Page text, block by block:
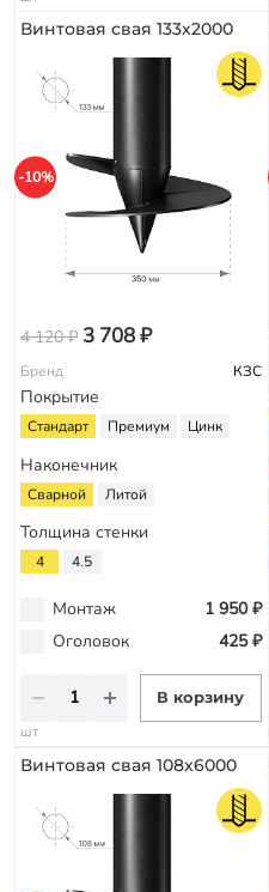
Винтовая свая 133х2000
-10%
4 120 ₽ 3 708 ₽
Бренд КЗС
Покрытие
Стандарт Премиум Цинк
Наконечник
Сварной Литой
Толщина стенки
4 4.5
Монтаж
1 950 ₽
Оголовок
425 ₽
В корзину
шт
Винтовая свая 108х6000